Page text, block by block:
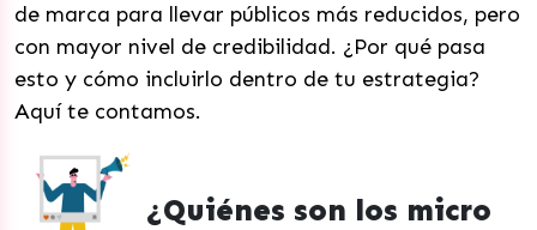
de marca para llevar públicos más reducidos, pero
con mayor nivel de credibilidad. ¿Por qué pasa
esto y cómo incluirlo dentro de tu estrategia?
Aquí te contamos.
¿Quiénes son los micro